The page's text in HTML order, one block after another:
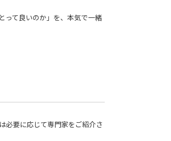
って良いのか」を、本気で一緒
必要に応じて専門家をご紹介さ